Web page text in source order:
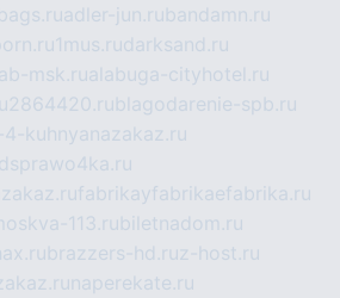
adler-jun.rubandamn.ru
1mus.rudarksand.ru
msk.rualabuga-cityhotel.ru
2864420.rublagodarenie-spb.ru
kuhnyanazakaz.ru
fabrikayfabrikaefabrika.ru
113.rubiletnadom.ru
brazzers-hd.ruz-host.ru
naperekate.ru